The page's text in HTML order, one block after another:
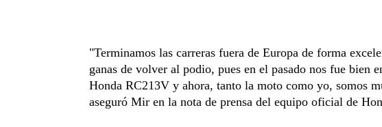
"Terminamos las carreras fuera de Europa de forma
ganas de volver al podio, pues en el pasado nos fue bien
Honda RC213V y ahora, tanto la moto como yo, somos
aseguró Mir en la nota de prensa del equipo oficial de